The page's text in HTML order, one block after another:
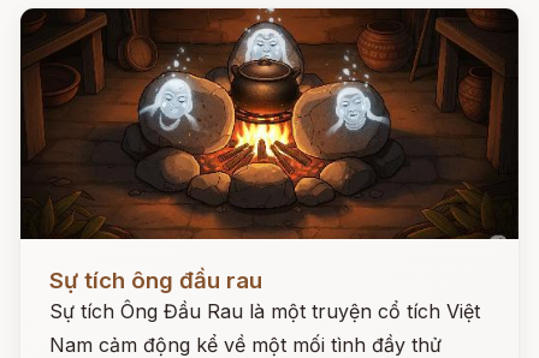
Sự tích ông đầu rau
Sự tích Ông Đầu Rau là một truyện cổ tích Việt
Nam cảm động kể về một mối tình đầy thử